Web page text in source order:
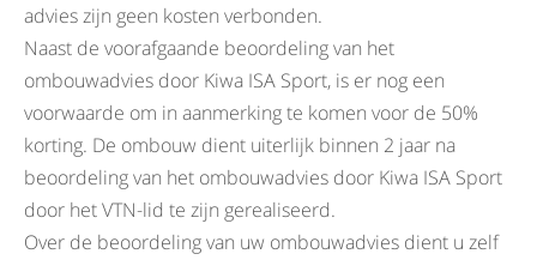
advies zijn geen kosten verbonden.
Naast de voorafgaande beoordeling van het
ombouwadvies door Kiwa ISA Sport, is er nog een
voorwaarde om in aanmerking te komen voor de 50%
korting. De ombouw dient uiterlijk binnen 2 jaar na
beoordeling van het ombouwadvies door Kiwa ISA Sport
door het VTN-lid te zijn gerealiseerd.
Over de beoordeling van uw ombouwadvies dient u zelf